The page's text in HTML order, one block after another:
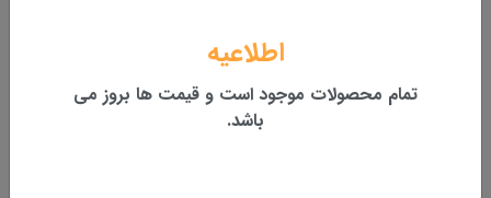
اطلاعیه
تمام محصولات موجود است و قیمت ها بروز می
باشد.
شماره تماس: 07737224779